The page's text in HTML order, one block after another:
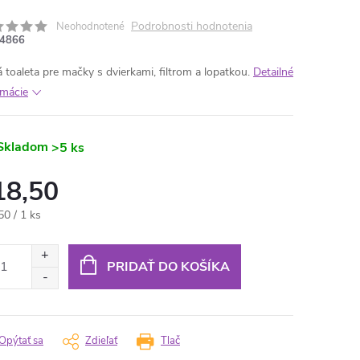
Neohodnotené Podrobnosti hodnotenia
4866
toaleta pre mačky s dvierkami, filtrom a lopatkou. Detailné
>5 ks
/ 1 ks
PRIDAŤ DO KOŠÍKA
Tlač
sa Zdieľať